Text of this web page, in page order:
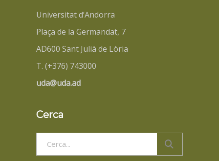
Universitat d’Andorra
Plaça de la Germandat, 7
AD600 Sant Julià de Lòria
T. (+376) 743000
uda@uda.ad
Cerca